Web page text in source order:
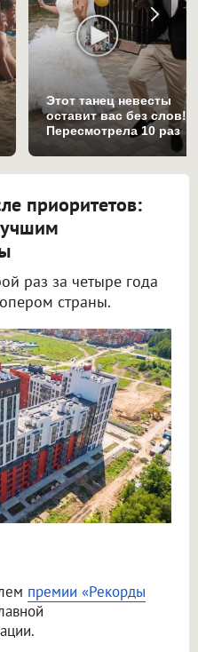
Этот танец невесты
оставит вас без слов!
Пересмотрела 10 раз
приоритетов:
раз за четыре года
страны.
премии «Рекорды